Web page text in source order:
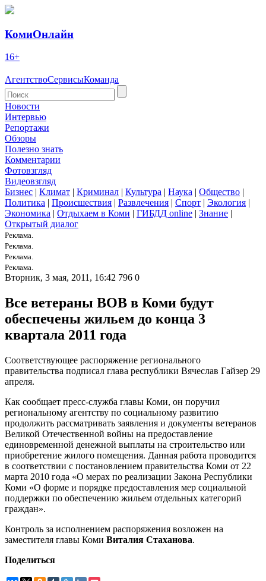
КомиОнлайн
16+
АгентствоСервисыКоманда
Новости
Интервью
Репортажи
Обзоры
Полезно знать
Комментарии
Фотовзгляд
Видеовзгляд
Бизнес | Климат | Криминал | Культура | Наука | Общество |
Политика | Происшествия | Развлечения | Спорт | Экология |
Экономика | Отдыхаем в Коми | ГИБДД online | Знание |
Открытый диалог
Реклама.
Реклама.
Реклама.
Реклама.
Вторник, 3 мая, 2011, 16:42 796 0
Все ветераны ВОВ в Коми будут
обеспечены жильем до конца 3
квартала 2011 года
Соответствующее распоряжение регионального
правительства подписал глава республики Вячеслав Гайзер 29
апреля.
Как сообщает пресс-служба главы Коми, он поручил
региональному агентству по социальному развитию
продолжить рассматривать заявления и документы ветеранов
Великой Отечественной войны на предоставление
единовременной денежной выплаты на строительство или
приобретение жилого помещения. Данная работа проводится
в соответствии с постановлением правительства Коми от 22
марта 2010 года «О мерах по реализации Закона Республики
Коми «О форме и порядке предоставления мер социальной
поддержки по обеспечению жильем отдельных категорий
граждан».
Контроль за исполнением распоряжения возложен на
заместителя главы Коми Виталия Стаханова.
Поделиться